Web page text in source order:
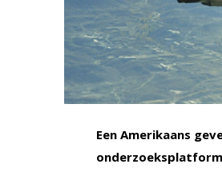
Een Amerikaans